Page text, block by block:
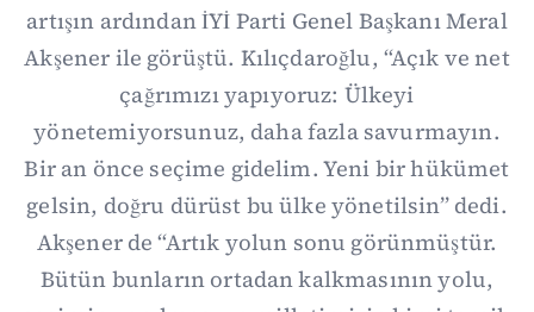
artışın ardından İYİ Parti Genel Başkanı Meral
Akşener ile görüştü. Kılıçdaroğlu, “Açık ve net
çağrımızı yapıyoruz: Ülkeyi
yönetemiyorsunuz, daha fazla savurmayın.
Bir an önce seçime gidelim. Yeni bir hükümet
gelsin, doğru dürüst bu ülke yönetilsin” dedi.
Akşener de “Artık yolun sonu görünmüştür.
Bütün bunların ortadan kalkmasının yolu,